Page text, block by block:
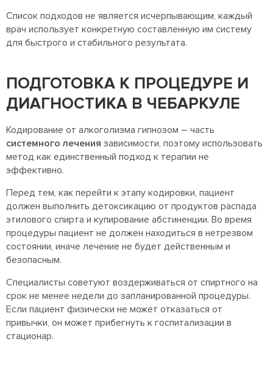
Список подходов не является исчерпывающим, каждый
врач использует конкретную составленную им систему
для быстрого и стабильного результата.
ПОДГОТОВКА К ПРОЦЕДУРЕ И
ДИАГНОСТИКА В ЧЕБАРКУЛЕ
Кодирование от алкоголизма гипнозом – часть
системного лечения зависимости, поэтому использовать
метод как единственный подход к терапии не
эффективно.
Перед тем, как перейти к этапу кодировки, пациент
должен выполнить детоксикацию от продуктов распада
этилового спирта и купирование абстиненции. Во время
процедуры пациент не должен находиться в нетрезвом
состоянии, иначе лечение не будет действенным и
безопасным.
Специалисты советуют воздерживаться от спиртного на
срок не менее недели до запланированной процедуры.
Если пациент физически не может отказаться от
привычки, он может прибегнуть к госпитализации в
стационар.